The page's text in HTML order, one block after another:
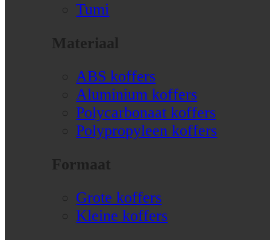
Tumi
Materiaal
ABS koffers
Aluminium koffers
Polycarbonaat koffers
Polypropyleen koffers
Formaat
Grote koffers
Kleine koffers